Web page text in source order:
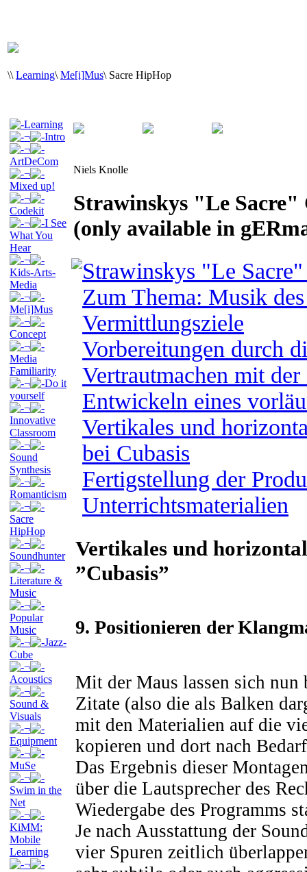
\\ Learning\ Me[i]Mus\ Sacre HipHop
Learning
¬
Intro
¬
ArtDeCom
¬
Mixed up!
¬
Codekit
¬
I See
What You
Hear
¬
Kids-Arts-
Media
¬
Me[i]Mus
¬
Concept
¬
Media
Familiarity
¬
Do it
yourself
¬
Innovative
Classroom
¬
Sound
Synthesis
¬
Romanticism
¬
Sacre
HipHop
¬
Soundhunter
¬
Literature &
Music
¬
Popular
Music
¬
Jazz-
Cube
¬
Acoustics
¬
Sound &
Visuals
¬
Equipment
¬
MuSe
¬
Swim in the
Net
¬
KiMM:
Mobile
Learning
¬
Niels Knolle
Strawinskys "Le Sacre"
(only available in
Strawinskys "Le
Zum Thema: Musik
Vermittlungsziele
Vorbereitungen durch
Vertrautmachen mit
Entwickeln eines
Vertikales und
bei Cubasis
Fertigstellung der
Unterrichtsmaterialien
Vertikales und
”Cubasis”
9. Positionieren der
Mit der Maus lassen sich nun
Zitate (also die als Balken
mit den Materialien auf die
kopieren und dort nach
Das Ergebnis dieser
über die Lautsprecher des
Wiedergabe des Programms
Je nach Ausstattung der
vier Spuren zeitlich